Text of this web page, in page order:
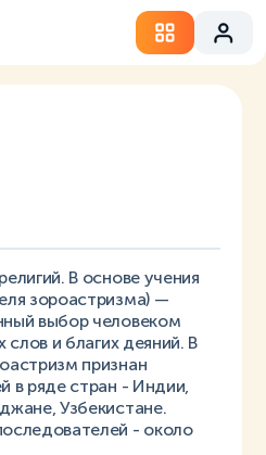
В основе учения
зороастризма) —
выбор человеком
слов и благих деяний. В
признан
в ряде стран - Индии,
Узбекистане.
- около